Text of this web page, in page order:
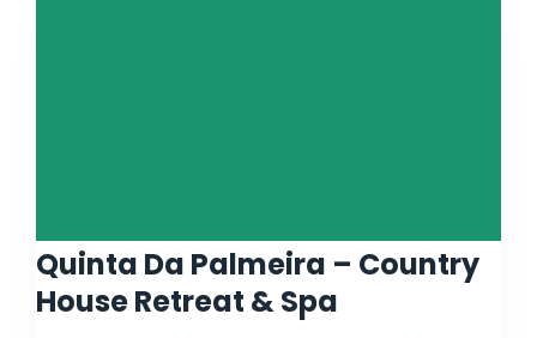
Quinta Da Palmeira – Country
House Retreat & Spa